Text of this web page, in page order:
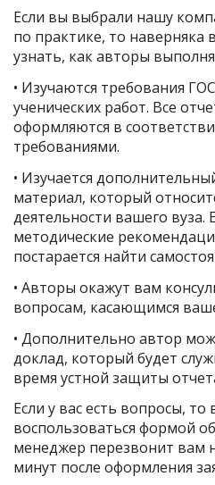
Если вы выбрали нашу
по практике, то наверняка
узнать, как авторы
• Изучаются требования
ученических работ. Все
оформляются в
требованиями.
• Изучается
материал, который
деятельности вашего
методические
постарается найти
• Авторы окажут вам
вопросам, касающимся
• Дополнительно автор
доклад, который будет
время устной защиты
Если у вас есть вопросы,
воспользоваться формой
менеджер перезвонит вам
минут после оформления